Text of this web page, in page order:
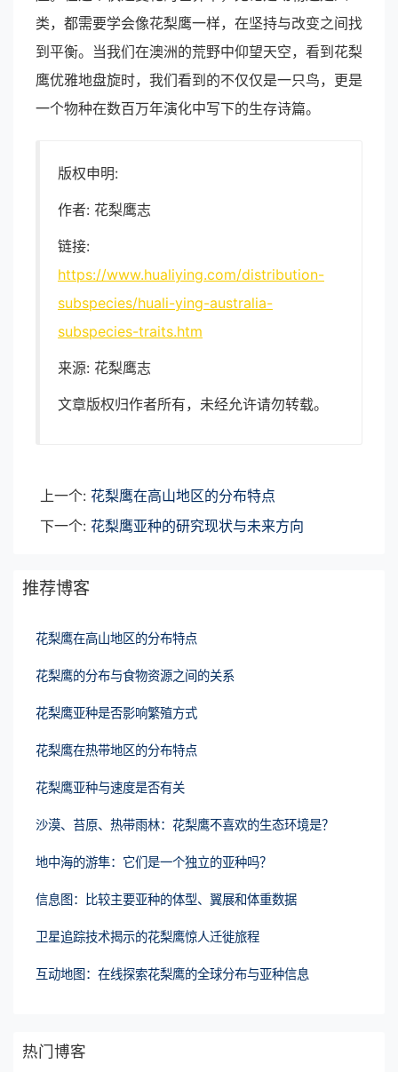
类，都需要学会像花梨鹰一样，在坚持与改变之间找
到平衡。当我们在澳洲的荒野中仰望天空，看到花梨
鹰优雅地盘旋时，我们看到的不仅仅是一只鸟，更是
一个物种在数百万年演化中写下的生存诗篇。
版权申明:
作者: 花梨鹰志
链接:
https://www.hualiying.com/distribution-
subspecies/huali-ying-australia-
subspecies-traits.htm
来源: 花梨鹰志
文章版权归作者所有，未经允许请勿转载。
上一个: 花梨鹰在高山地区的分布特点
下一个: 花梨鹰亚种的研究现状与未来方向
推荐博客
花梨鹰在高山地区的分布特点
花梨鹰的分布与食物资源之间的关系
花梨鹰亚种是否影响繁殖方式
花梨鹰在热带地区的分布特点
花梨鹰亚种与速度是否有关
沙漠、苔原、热带雨林：花梨鹰不喜欢的生态环境是？
地中海的游隼：它们是一个独立的亚种吗？
信息图：比较主要亚种的体型、翼展和体重数据
卫星追踪技术揭示的花梨鹰惊人迁徙旅程
互动地图：在线探索花梨鹰的全球分布与亚种信息
热门博客